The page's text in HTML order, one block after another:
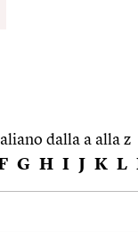
dalla a alla z
G H I J K L